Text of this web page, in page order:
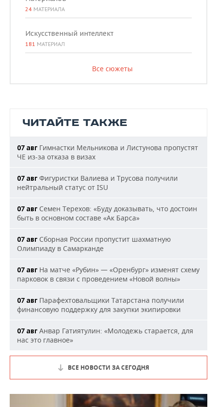
24 МАТЕРИАЛА
Искусственный интеллект
181 МАТЕРИАЛ
Все сюжеты
ЧИТАЙТЕ ТАКЖЕ
07 авг Гимнастки Мельникова и Листунова пропустят
ЧЕ из-за отказа в визах
07 авг Фигуристки Валиева и Трусова получили
нейтральный статус от ISU
07 авг Семен Терехов: «Буду доказывать, что достоин
быть в основном составе «Ак Барса»
07 авг Сборная России пропустит шахматную
Олимпиаду в Самарканде
07 авг На матче «Рубин» — «Оренбург» изменят схему
парковок в связи с проведением «Новой волны»
07 авг Парафехтовальщики Татарстана получили
финансовую поддержку для закупки экипировки
07 авг Анвар Гатиятулин: «Молодежь старается, для
нас это главное»
ВСЕ НОВОСТИ ЗА СЕГОДНЯ